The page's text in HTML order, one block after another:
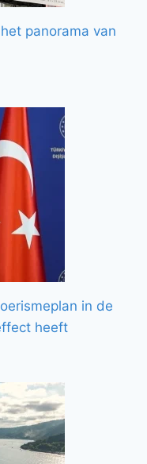
panorama van
in de
heeft